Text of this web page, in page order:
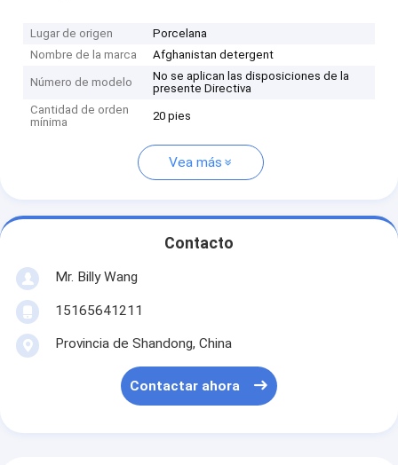
Lugar de origen
Porcelana
Nombre de la marca
Afghanistan detergent
Número de modelo
No se aplican las disposiciones de la
presente Directiva
Cantidad de orden
mínima
20 pies
Vea más
Contacto
Mr. Billy Wang
15165641211
Provincia de Shandong, China
Contactar ahora